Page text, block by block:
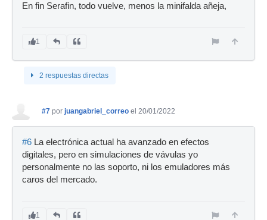
En fin Serafin, todo vuelve, menos la minifalda añeja,
1
2 respuestas directas
#7 por juangabriel_correo el 20/01/2022
#6 La electrónica actual ha avanzado en efectos
digitales, pero en simulaciones de vávulas yo
personalmente no las soporto, ni los emuladores más
caros del mercado.
1